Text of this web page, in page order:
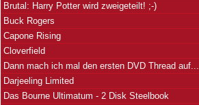
Brutal: Harry Potter wird zweigeteilt! ;-)
Buck Rogers
Capone Rising
Cloverfield
Dann mach ich mal den ersten DVD Thread auf...
Darjeeling Limited
Das Bourne Ultimatum - 2 Disk Steelbook